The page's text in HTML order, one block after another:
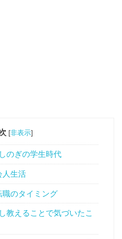
[非表示]
のぎの学生時代
人生活
のタイミング
教えることで気づいたこ